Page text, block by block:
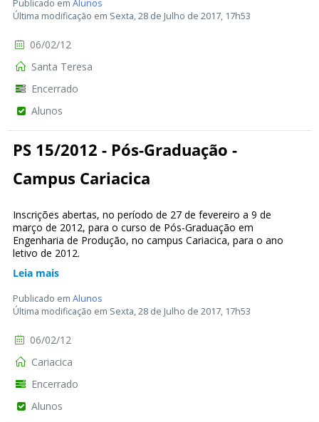
Publicado em Alunos
Última modificação em Sexta, 28 de Julho de 2017, 17h53
06/02/12
Santa Teresa
Encerrado
Alunos
PS 15/2012 - Pós-Graduação -
Campus Cariacica
Inscrições abertas, no período de 27 de fevereiro a 9 de
março de 2012, para o curso de Pós-Graduação em
Engenharia de Produção, no campus Cariacica, para o ano
letivo de 2012.
Leia mais
Publicado em Alunos
Última modificação em Sexta, 28 de Julho de 2017, 17h53
06/02/12
Cariacica
Encerrado
Alunos